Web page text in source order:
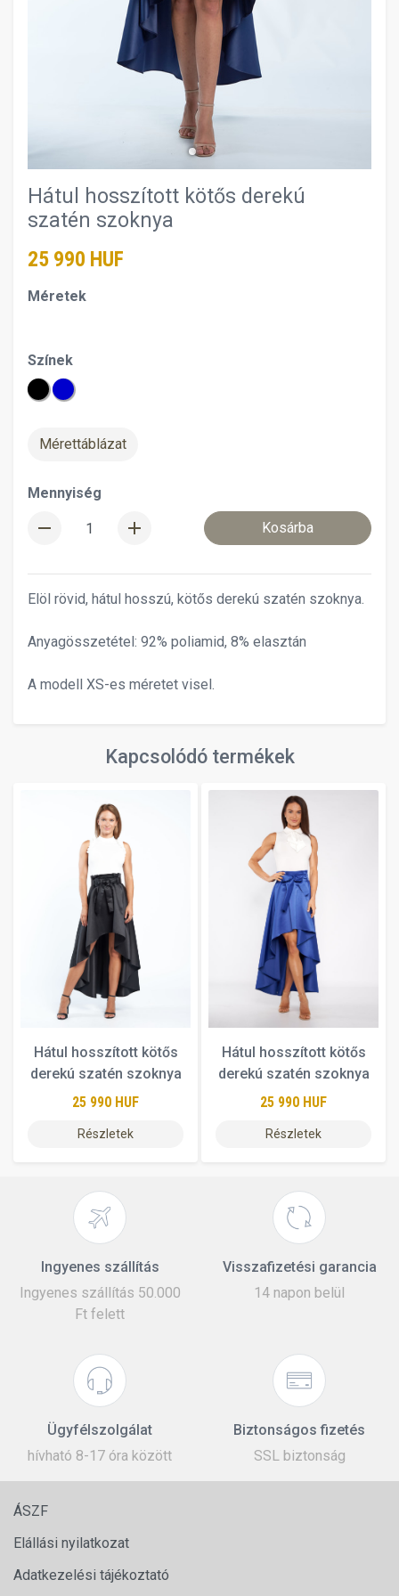
Hátul hosszított kötős derekú
szatén szoknya
25 990 HUF
Méretek
Színek
Mérettáblázat
Mennyiség
remove add Kosárba
Elöl rövid, hátul hosszú, kötős derekú szatén szoknya.
Anyagösszetétel: 92% poliamid, 8% elasztán
A modell XS-es méretet visel.
Kapcsolódó termékek
Hátul hosszított kötős
derekú szatén szoknya
25 990 HUF
Részletek
Hátul hosszított kötős
derekú szatén szoknya
25 990 HUF
Részletek
Ingyenes szállítás
Ingyenes szállítás 50.000
Ft felett
Visszafizetési garancia
14 napon belül
Ügyfélszolgálat
hívható 8-17 óra között
Biztonságos fizetés
SSL biztonság
ÁSZF
Elállási nyilatkozat
Adatkezelési tájékoztató